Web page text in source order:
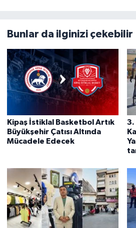
Bunlar da ilginizi çekebilir
Kipaş İstiklal Basketbol Artık
Büyükşehir Çatısı Altında
Mücadele Edecek
3.